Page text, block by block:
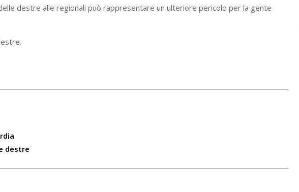
destre alle regionali può rappresentare un ulteriore pericolo per la gente
destre